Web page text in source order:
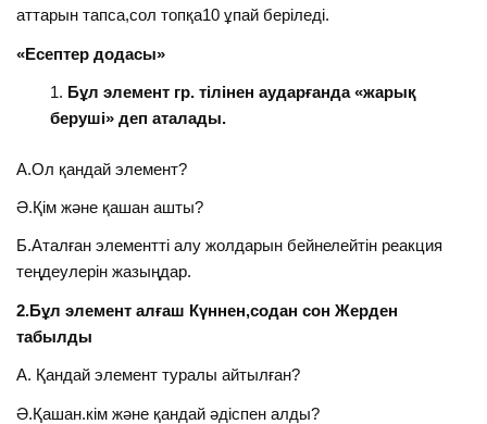
аттарын тапса,сол топқа10 ұпай беріледі.
«Есептер додасы»
Бұл элемент гр. тілінен аударғанда «жарық
беруші» деп аталады.
А.Ол қандай элемент?
Ә.Қім және қашан ашты?
Б.Аталған элементті алу жолдарын бейнелейтін реакция
теңдеулерін жазыңдар.
2.Бұл элемент алғаш Күннен,содан сон Жерден
табылды
А. Қандай элемент туралы айтылған?
Ә.Қашан.кім және қандай әдіспен алды?